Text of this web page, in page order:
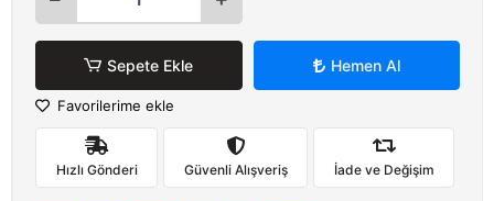
Sepete Ekle Hemen Al
Favorilerime ekle
Hızlı Gönderi Güvenli Alışveriş İade ve Değişim